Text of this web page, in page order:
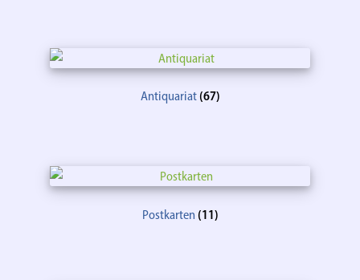
Antiquariat (67)
Postkarten (11)